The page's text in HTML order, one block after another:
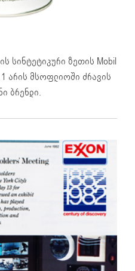
სინტეტიკური ზეთის Mobil
არის მსოფლიოში ძრავის
ბრენდი.